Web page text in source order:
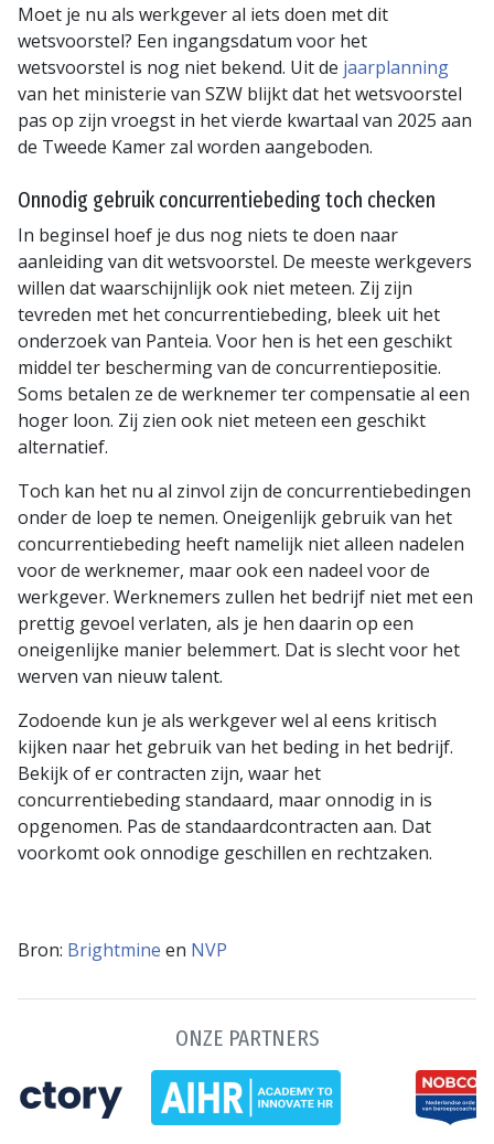
Moet je nu als werkgever al iets doen met dit
wetsvoorstel? Een ingangsdatum voor het
wetsvoorstel is nog niet bekend. Uit de jaarplanning
van het ministerie van SZW blijkt dat het wetsvoorstel
pas op zijn vroegst in het vierde kwartaal van 2025 aan
de Tweede Kamer zal worden aangeboden.
Onnodig gebruik concurrentiebeding toch checken
In beginsel hoef je dus nog niets te doen naar
aanleiding van dit wetsvoorstel. De meeste werkgevers
willen dat waarschijnlijk ook niet meteen. Zij zijn
tevreden met het concurrentiebeding, bleek uit het
onderzoek van Panteia. Voor hen is het een geschikt
middel ter bescherming van de concurrentiepositie.
Soms betalen ze de werknemer ter compensatie al een
hoger loon. Zij zien ook niet meteen een geschikt
alternatief.
Toch kan het nu al zinvol zijn de concurrentiebedingen
onder de loep te nemen. Oneigenlijk gebruik van het
concurrentiebeding heeft namelijk niet alleen nadelen
voor de werknemer, maar ook een nadeel voor de
werkgever. Werknemers zullen het bedrijf niet met een
prettig gevoel verlaten, als je hen daarin op een
oneigenlijke manier belemmert. Dat is slecht voor het
werven van nieuw talent.
Zodoende kun je als werkgever wel al eens kritisch
kijken naar het gebruik van het beding in het bedrijf.
Bekijk of er contracten zijn, waar het
concurrentiebeding standaard, maar onnodig in is
opgenomen. Pas de standaardcontracten aan. Dat
voorkomt ook onnodige geschillen en rechtzaken.
Bron: Brightmine en NVP
ONZE PARTNERS